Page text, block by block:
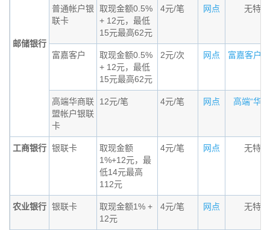
邮储银行
普通帐户银
联卡
取现金额0.5%
+ 12元，最低
15元最高62元
4元/笔 网点 无特
富嘉客户
取现金额0.5%
+ 12元，最低
15元最高62元
2元/次 网点 富嘉客户
高端华商联
盟帐户银联
卡
12元/笔 4元/笔 网点 高端“华
工商银行 银联卡
取现金额
1%+12元，最
低14元最高
112元
4元/笔 网点 无特
农业银行 银联卡
取现金额1% +
12元
4元/笔 网点 无特